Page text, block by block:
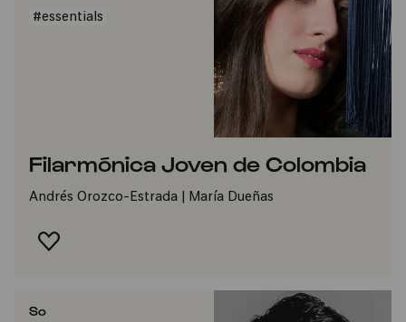
#essentials
Filarmónica Joven de Colombia
Andrés Orozco-Estrada | María Dueñas
FAVORIT HINZUFÜGEN
So